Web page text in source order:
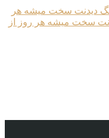
دیدنت سخت میشه هر
سخت میشه هر روز از